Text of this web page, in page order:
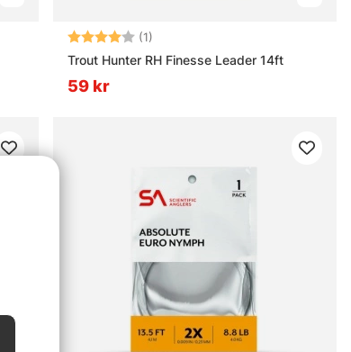
Betyg: (1)
Trout Hunter RH Finesse Leader 14ft
59 kr